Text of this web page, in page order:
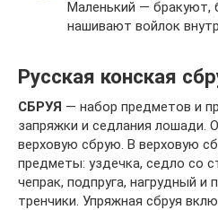
Маленький —
нашивают войлок
Русская конская
СБРУЯ — набор предметов и
запряжки и седлания лошади.
верховую сбрую. В верховую
предметы: уздечка, седло со
чепрак, подпруга, нагрудный и
тренчики. Упряжная сбруя